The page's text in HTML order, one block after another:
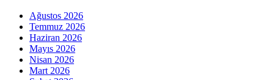
Ağustos 2026
Temmuz 2026
Haziran 2026
Mayıs 2026
Nisan 2026
Mart 2026